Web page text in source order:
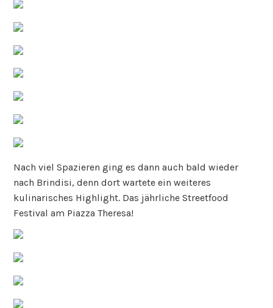
Nach viel Spazieren ging es dann auch bald wieder
nach Brindisi, denn dort wartete ein weiteres
kulinarisches Highlight. Das jährliche Streetfood
Festival am Piazza Theresa!